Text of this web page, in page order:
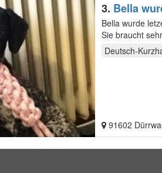
3. Bella
Bella wurde letzen Juni
Deutsch-
91602